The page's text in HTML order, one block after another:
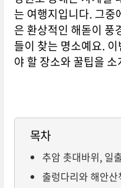
는 여행지입니다. 그중
은 환상적인 해돋이 풍
들이 찾는 명소예요.
야 할 장소와 꿀팁을
목차
추암 촛대바위, 일
출렁다리와 해안산